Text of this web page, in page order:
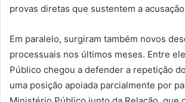
provas diretas que sustentem a
Em paralelo, surgiram também novos
processuais nos últimos meses. Entre
Público chegou a defender a repetição
uma posição apoiada parcialmente por